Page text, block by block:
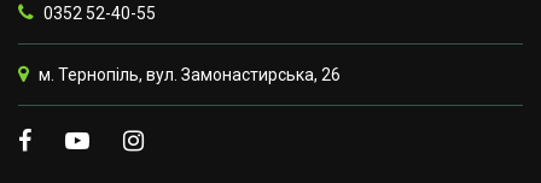
0352 52-40-55
м. Тернопіль, вул. Замонастирська, 26